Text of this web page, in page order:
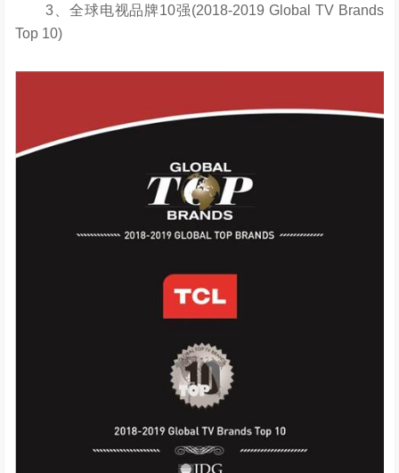
3、全球电视品牌10强(2018-2019 Global TV Brands
Top 10)